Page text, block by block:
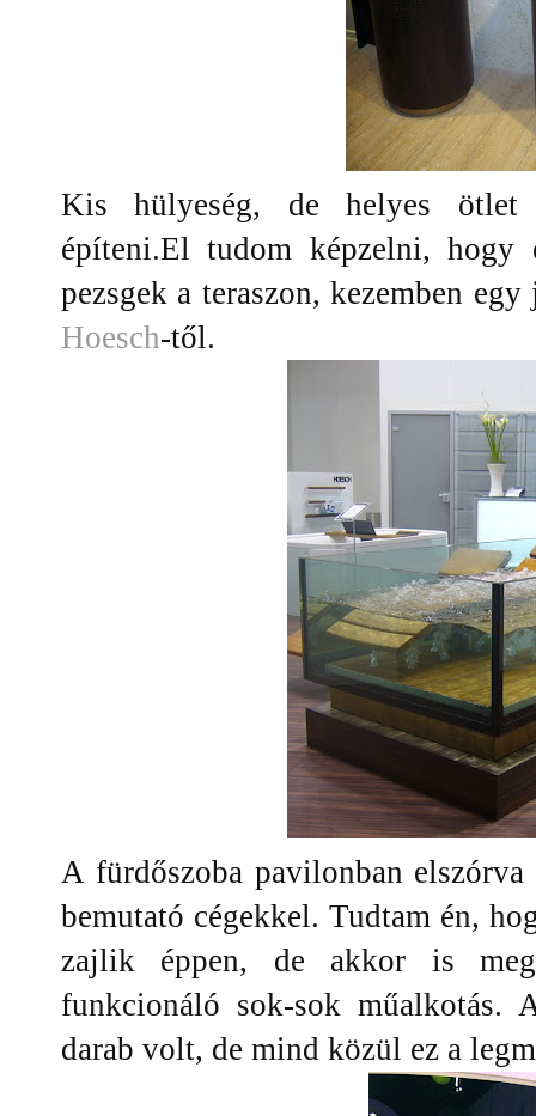
Kis hülyeség, de helyes ötlet
építeni.El tudom képzelni, hogy
pezsgek a teraszon, kezemben
Hoesch-től.
A fürdőszoba pavilonban
bemutató cégekkel. Tudtam én,
zajlik éppen, de akkor is
funkcionáló sok-sok műalkotás.
darab volt, de mind közül ez a